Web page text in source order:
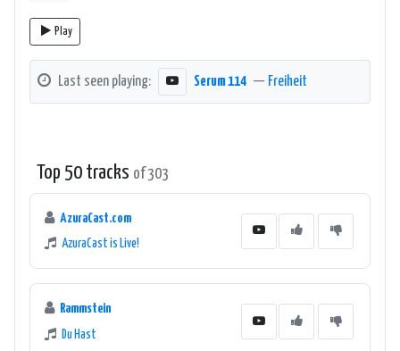
Play
Last seen playing: Serum 114 — Freiheit
Top 50 tracks of 303
AzuraCast.com
AzuraCast is Live!
Rammstein
Du Hast